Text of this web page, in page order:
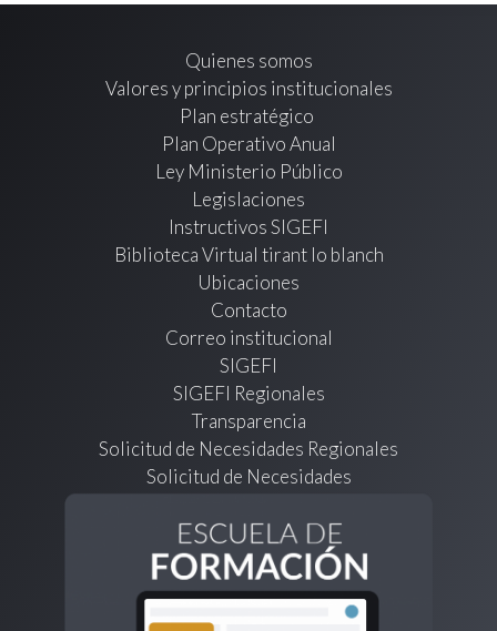
Quienes somos
Valores y principios institucionales
Plan estratégico
Plan Operativo Anual
Ley Ministerio Público
Legislaciones
Instructivos SIGEFI
Biblioteca Virtual tirant lo blanch
Ubicaciones
Contacto
Correo institucional
SIGEFI
SIGEFI Regionales
Transparencia
Solicitud de Necesidades Regionales
Solicitud de Necesidades